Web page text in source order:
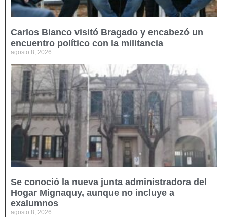
Carlos Bianco visitó Bragado y encabezó un
encuentro político con la militancia
agosto 8, 2026
Se conoció la nueva junta administradora del
Hogar Mignaquy, aunque no incluye a
exalumnos
agosto 8, 2026